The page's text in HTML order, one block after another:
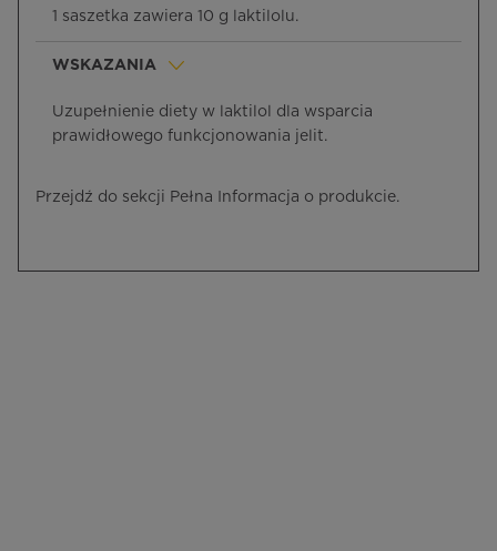
1 saszetka zawiera 10 g laktilolu.
WSKAZANIA
Uzupełnienie diety w laktilol dla wsparcia
prawidłowego funkcjonowania jelit.
Przejdź do sekcji Pełna Informacja o produkcie.